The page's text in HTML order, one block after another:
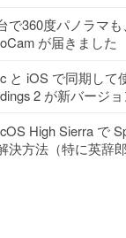
で360度パノラマ
が届きました
と iOS で同期して
2 が新バージ
High Sierra で
決方法（特に英辞